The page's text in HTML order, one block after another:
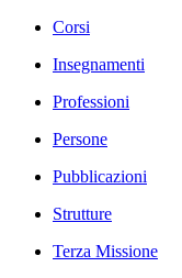
Corsi
Insegnamenti
Professioni
Persone
Pubblicazioni
Strutture
Terza Missione